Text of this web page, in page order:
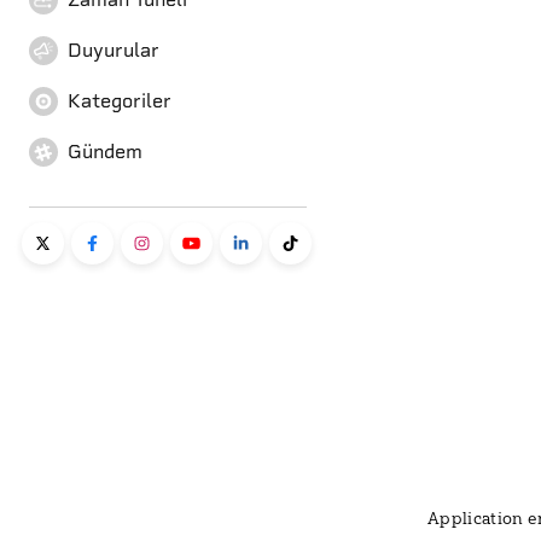
Duyurular
Kategoriler
Gündem
Application